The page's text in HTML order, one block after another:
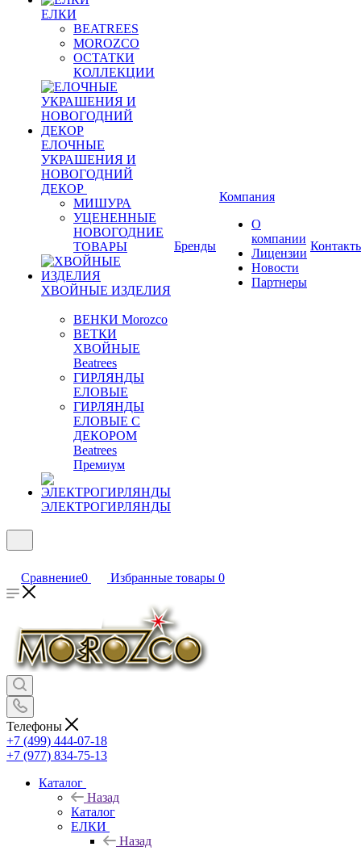
ЕЛКИ
BEATREES
MOROZCO
ОСТАТКИ
КОЛЛЕКЦИИ
ЕЛОЧНЫЕ
УКРАШЕНИЯ И
НОВОГОДНИЙ
ДЕКОР
МИШУРА
УЦЕНЕННЫЕ
НОВОГОДНИЕ
ТОВАРЫ
ХВОЙНЫЕ ИЗДЕЛИЯ
ВЕНКИ Morozco
ВЕТКИ
ХВОЙНЫЕ
Beatrees
ГИРЛЯНДЫ
ЕЛОВЫЕ
ГИРЛЯНДЫ
ЕЛОВЫЕ С
ДЕКОРОМ
Beatrees
Премиум
ЭЛЕКТРОГИРЛЯНДЫ
Бренды
Компания
О
компании
Лицензии
Новости
Партнеры
Сравнение0 Избранные товары 0
Телефоны
+7 (499) 444-07-18
+7 (977) 834-75-13
Каталог
Назад
Каталог
ЕЛКИ
Назад